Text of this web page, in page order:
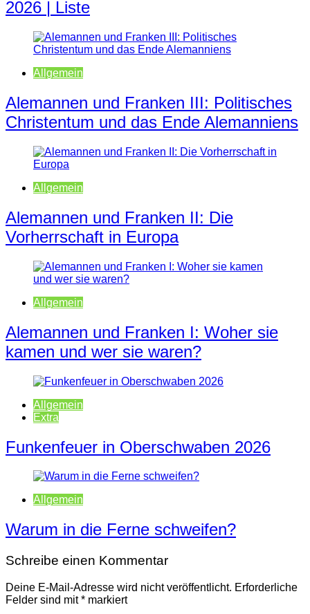
2026 | Liste
Allgemein
Alemannen und Franken III: Politisches
Christentum und das Ende Alemanniens
Allgemein
Alemannen und Franken II: Die
Vorherrschaft in Europa
Allgemein
Alemannen und Franken I: Woher sie
kamen und wer sie waren?
Allgemein
Extra
Funkenfeuer in Oberschwaben 2026
Allgemein
Warum in die Ferne schweifen?
Schreibe einen Kommentar
Deine E-Mail-Adresse wird nicht veröffentlicht. Erforderliche
Felder sind mit* markiert